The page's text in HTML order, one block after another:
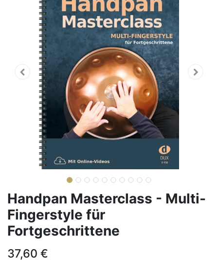
Handpan Masterclass - Multi-
Fingerstyle für
Fortgeschrittene
37,60 €